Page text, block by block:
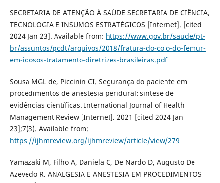
SECRETARIA DE ATENÇÃO À SAÚDE SECRETARIA DE CIÊNCIA,
TECNOLOGIA E INSUMOS ESTRATÉGICOS [Internet]. [cited
2024 Jan 23]. Available from: https://www.gov.br/saude/pt-
br/assuntos/pcdt/arquivos/2018/fratura-do-colo-do-femur-
em-idosos-tratamento-diretrizes-brasileiras.pdf
Sousa MGL de, Piccinin CI. Segurança do paciente em
procedimentos de anestesia peridural: síntese de
evidências científicas. International Journal of Health
Management Review [Internet]. 2021 [cited 2024 Jan
23];7(3). Available from:
https://ijhmreview.org/ijhmreview/article/view/279
Yamazaki M, Filho A, Daniela C, De Nardo D, Augusto De
Azevedo R. ANALGESIA E ANESTESIA EM PROCEDIMENTOS